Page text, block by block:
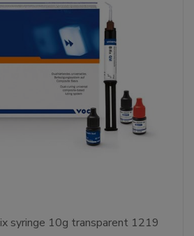
syringe 10g transparent 1219